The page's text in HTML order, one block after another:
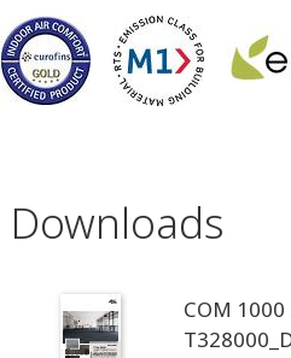
Downloads
COM